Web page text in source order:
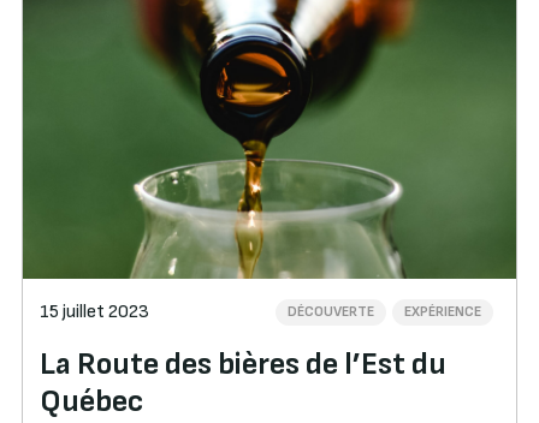
15 juillet 2023 DÉCOUVERTE EXPÉRIENCE
La Route des bières de l’Est du
Québec